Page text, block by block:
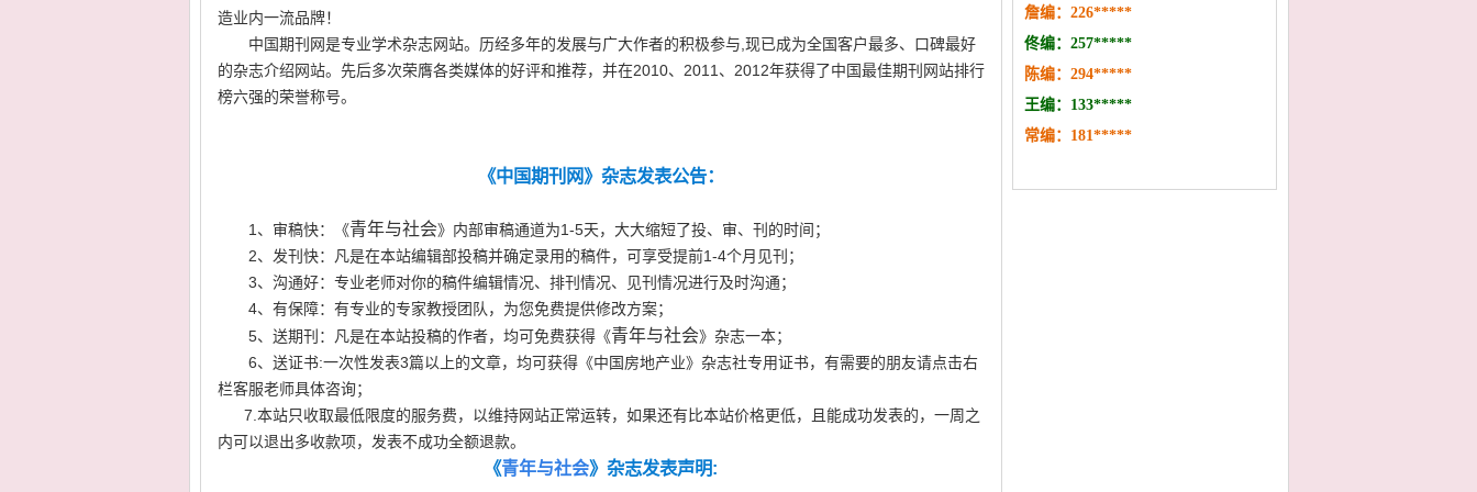
造业内一流品牌！
中国期刊网是专业学术杂志网站。历经多年的发展与广大作者的积极参与,现已成为全国客户最多、口碑最好
的杂志介绍网站。先后多次荣膺各类媒体的好评和推荐，并在2010、2011、2012年获得了中国最佳期刊网站排行
榜六强的荣誉称号。
《中国期刊网》杂志发表公告：
1、审稿快：《青年与社会》内部审稿通道为1-5天，大大缩短了投、审、刊的时间；
2、发刊快：凡是在本站编辑部投稿并确定录用的稿件，可享受提前1-4个月见刊；
3、沟通好：专业老师对你的稿件编辑情况、排刊情况、见刊情况进行及时沟通；
4、有保障：有专业的专家教授团队，为您免费提供修改方案；
5、送期刊：凡是在本站投稿的作者，均可免费获得《青年与社会》杂志一本；
6、送证书:一次性发表3篇以上的文章，均可获得《中国房地产业》杂志社专用证书，有需要的朋友请点击右
栏客服老师具体咨询；
7.本站只收取最低限度的服务费，以维持网站正常运转，如果还有比本站价格更低，且能成功发表的，一周之
内可以退出多收款项， 发表不成功全额退款。
《青年与社会》杂志发表声明:
詹编： 226*****
佟编： 257*****
陈编： 294*****
王编：133*****
常编： 181*****